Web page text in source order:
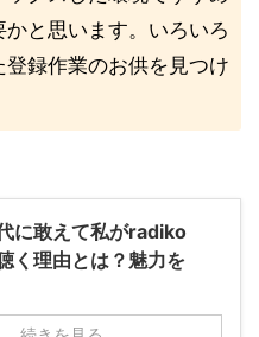
と思います。いろいろ
録作業のお供を見つけ
に敢えて私がradiko
く理由とは？魅力を